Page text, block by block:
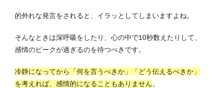
的外れな発言をされると、イラッとしてしまいますよね。
そんなときは深呼吸をしたり、心の中で10秒数えたりして、
感情のピークが過ぎるのを待つべきです。
冷静になってから「何を言うべきか」「どう伝えるべきか」
を考えれば、感情的になることもありません。